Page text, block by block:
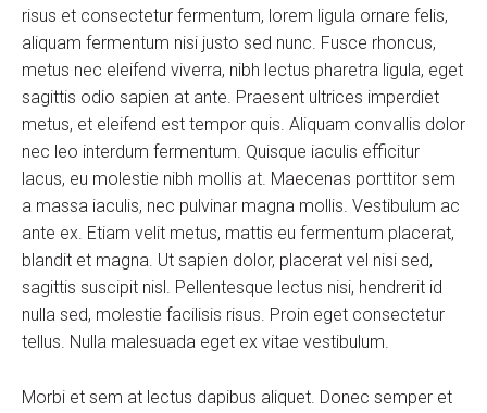
risus et consectetur fermentum, lorem ligula ornare felis,
aliquam fermentum nisi justo sed nunc. Fusce rhoncus,
metus nec eleifend viverra, nibh lectus pharetra ligula, eget
sagittis odio sapien at ante. Praesent ultrices imperdiet
metus, et eleifend est tempor quis. Aliquam convallis dolor
nec leo interdum fermentum. Quisque iaculis efficitur
lacus, eu molestie nibh mollis at. Maecenas porttitor sem
a massa iaculis, nec pulvinar magna mollis. Vestibulum ac
ante ex. Etiam velit metus, mattis eu fermentum placerat,
blandit et magna. Ut sapien dolor, placerat vel nisi sed,
sagittis suscipit nisl. Pellentesque lectus nisi, hendrerit id
nulla sed, molestie facilisis risus. Proin eget consectetur
tellus. Nulla malesuada eget ex vitae vestibulum.
Morbi et sem at lectus dapibus aliquet. Donec semper et